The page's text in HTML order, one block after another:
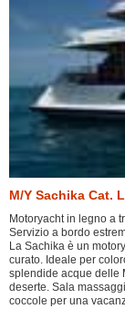
M/Y Sachika Cat.
Motoryacht in legno a
Servizio a bordo
La Sachika è un
curato. Ideale per
splendide acque delle
deserte. Sala
coccole per una